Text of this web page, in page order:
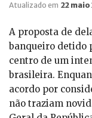
Atualizado em 22 maio
A proposta de
banqueiro detido
centro de um
brasileira.
acordo por
não traziam